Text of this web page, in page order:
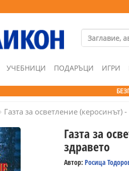
УЧЕБНИЦИ ПОДАРЪЦИ ИГРИ
Газта за осветление (керосинът)
Газта за
здравето
Автор: Росица